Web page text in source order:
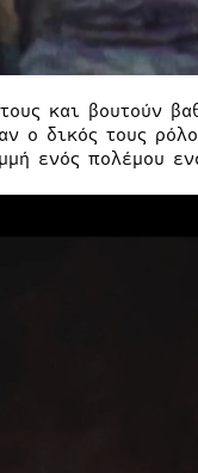
και βουτούν
ο δικός τους
ενός πολέμου